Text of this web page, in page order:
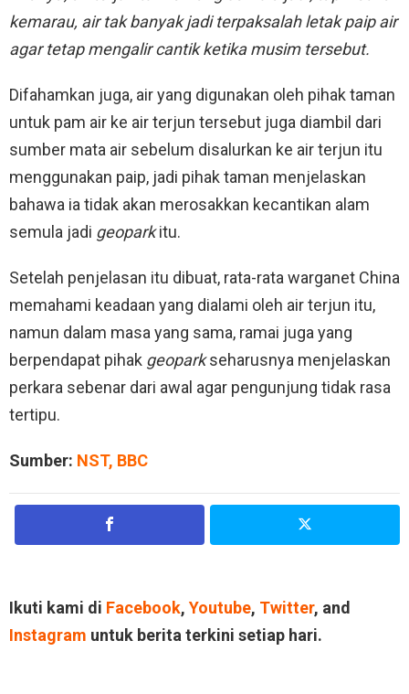
kemarau, air tak banyak jadi terpaksalah letak paip air
agar tetap mengalir cantik ketika musim tersebut.
Difahamkan juga, air yang digunakan oleh pihak taman
untuk pam air ke air terjun tersebut juga diambil dari
sumber mata air sebelum disalurkan ke air terjun itu
menggunakan paip, jadi pihak taman menjelaskan
bahawa ia tidak akan merosakkan kecantikan alam
semula jadi geoparkitu.
Setelah penjelasan itu dibuat, rata-rata warganet China
memahami keadaan yang dialami oleh air terjun itu,
namun dalam masa yang sama, ramai juga yang
berpendapat pihak geoparkseharusnya menjelaskan
perkara sebenar dari awal agar pengunjung tidak rasa
tertipu.
Sumber: NST, BBC
Ikuti kami di Facebook, Youtube, Twitter, and
Instagram untuk berita terkini setiap hari.